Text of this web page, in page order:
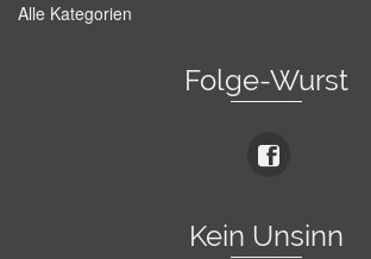
Alle Kategorien
Folge-Wurst
Kein Unsinn